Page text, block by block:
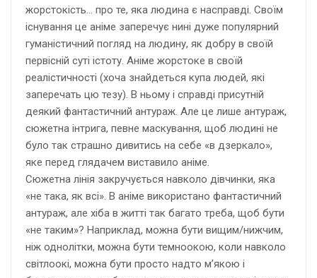
жорстокість… про те, яка людина є насправді. Своїм
існування це аніме заперечує нині дуже популярний
гуманістичний погляд на людину, як добру в своїй
первісній суті істоту. Аніме жорстоке в своїй
реалістичності (хоча знайдеться купа людей, які
заперечать цю тезу). В ньому і справді присутній
деякий фантастичний антураж. Але це лише антураж,
сюжетна інтрига, певне маскування, щоб людині не
було так страшно дивитись на себе «в дзеркало»,
яке перед глядачем виставило аніме.
Сюжетна лінія закручується навколо дівчинки, яка
«не така, як всі». В аніме використано фантастичний
антураж, але хіба в житті так багато треба, щоб бути
«не таким»? Наприклад, можна бути вищим/нижчим,
ніж однолітки, можна бути темноокою, коли навколо
світлоокі, можна бути просто надто м’якою і